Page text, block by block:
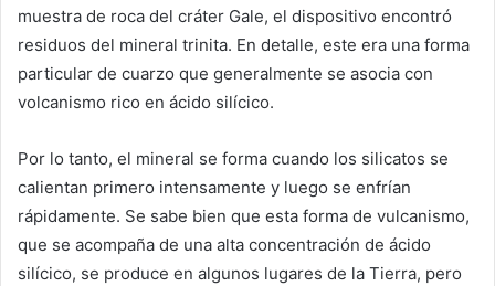
muestra de roca del cráter Gale, el dispositivo encontró
residuos del mineral trinita. En detalle, este era una forma
particular de cuarzo que generalmente se asocia con
volcanismo rico en ácido silícico.
Por lo tanto, el mineral se forma cuando los silicatos se
calientan primero intensamente y luego se enfrían
rápidamente. Se sabe bien que esta forma de vulcanismo,
que se acompaña de una alta concentración de ácido
silícico, se produce en algunos lugares de la Tierra, pero